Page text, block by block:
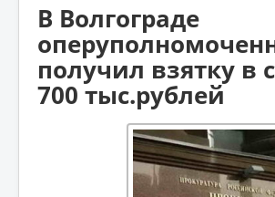
В Волгограде
получил взятку в
700 тыс.рублей